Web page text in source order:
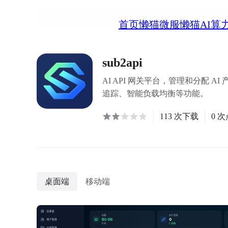
首页懒猫微服懒猫AI算
sub2api
AI API 网关平台，管理和分配 AI
追踪、智能负载均衡等功能。
113 次下载 0 次
桌面端 移动端